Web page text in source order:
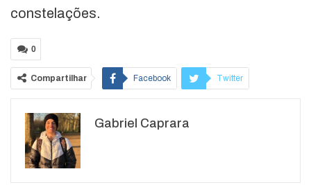
constelações.
0
Compartilhar Facebook Twitter
WhatsApp
Gabriel Caprara